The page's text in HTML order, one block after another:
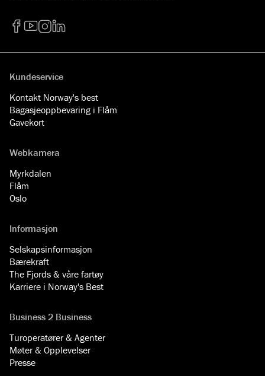
Kundeservice
Kontakt Norway's best
Bagasjeoppbevaring i Flåm
Gavekort
Webkamera
Myrkdalen
Flåm
Oslo
Informasjon
Selskapsinformasjon
Bærekraft
The Fjords & våre fartøy
Karriere i Norway's Best
Business 2 Business
Turoperatører & Agenter
Møter & Opplevelser
Presse